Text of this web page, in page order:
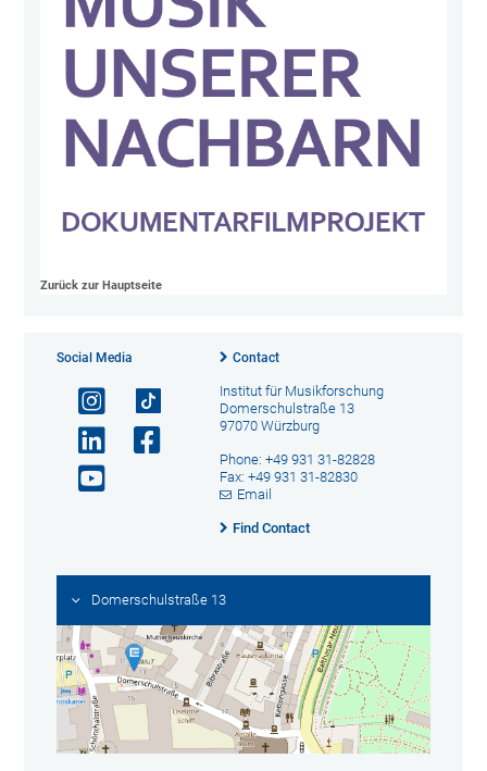
Zurück zur Hauptseite
Social Media Contact
Institut für Musikforschung
Domerschulstraße 13
97070 Würzburg
Phone: +49 931 31-82828
Fax: +49 931 31-82830
Email
Find Contact
Domerschulstraße 13